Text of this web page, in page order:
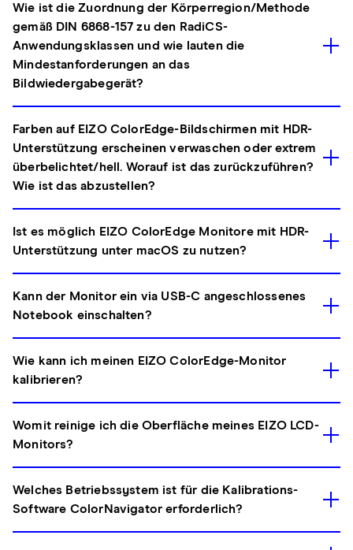
Wie ist die Zuordnung der Körperregion/Methode
gemäß DIN 6868-157 zu den RadiCS-
Anwendungsklassen und wie lauten die
Mindestanforderungen an das
Bildwiedergabegerät?
Farben auf EIZO ColorEdge-Bildschirmen mit HDR-
Unterstützung erscheinen verwaschen oder extrem
überbelichtet/hell. Worauf ist das zurückzuführen?
Wie ist das abzustellen?
Ist es möglich EIZO ColorEdge Monitore mit HDR-
Unterstützung unter macOS zu nutzen?
Kann der Monitor ein via USB-C angeschlossenes
Notebook einschalten?
Wie kann ich meinen EIZO ColorEdge-Monitor
kalibrieren?
Womit reinige ich die Oberfläche meines EIZO LCD-
Monitors?
Welches Betriebssystem ist für die Kalibrations-
Software ColorNavigator erforderlich?